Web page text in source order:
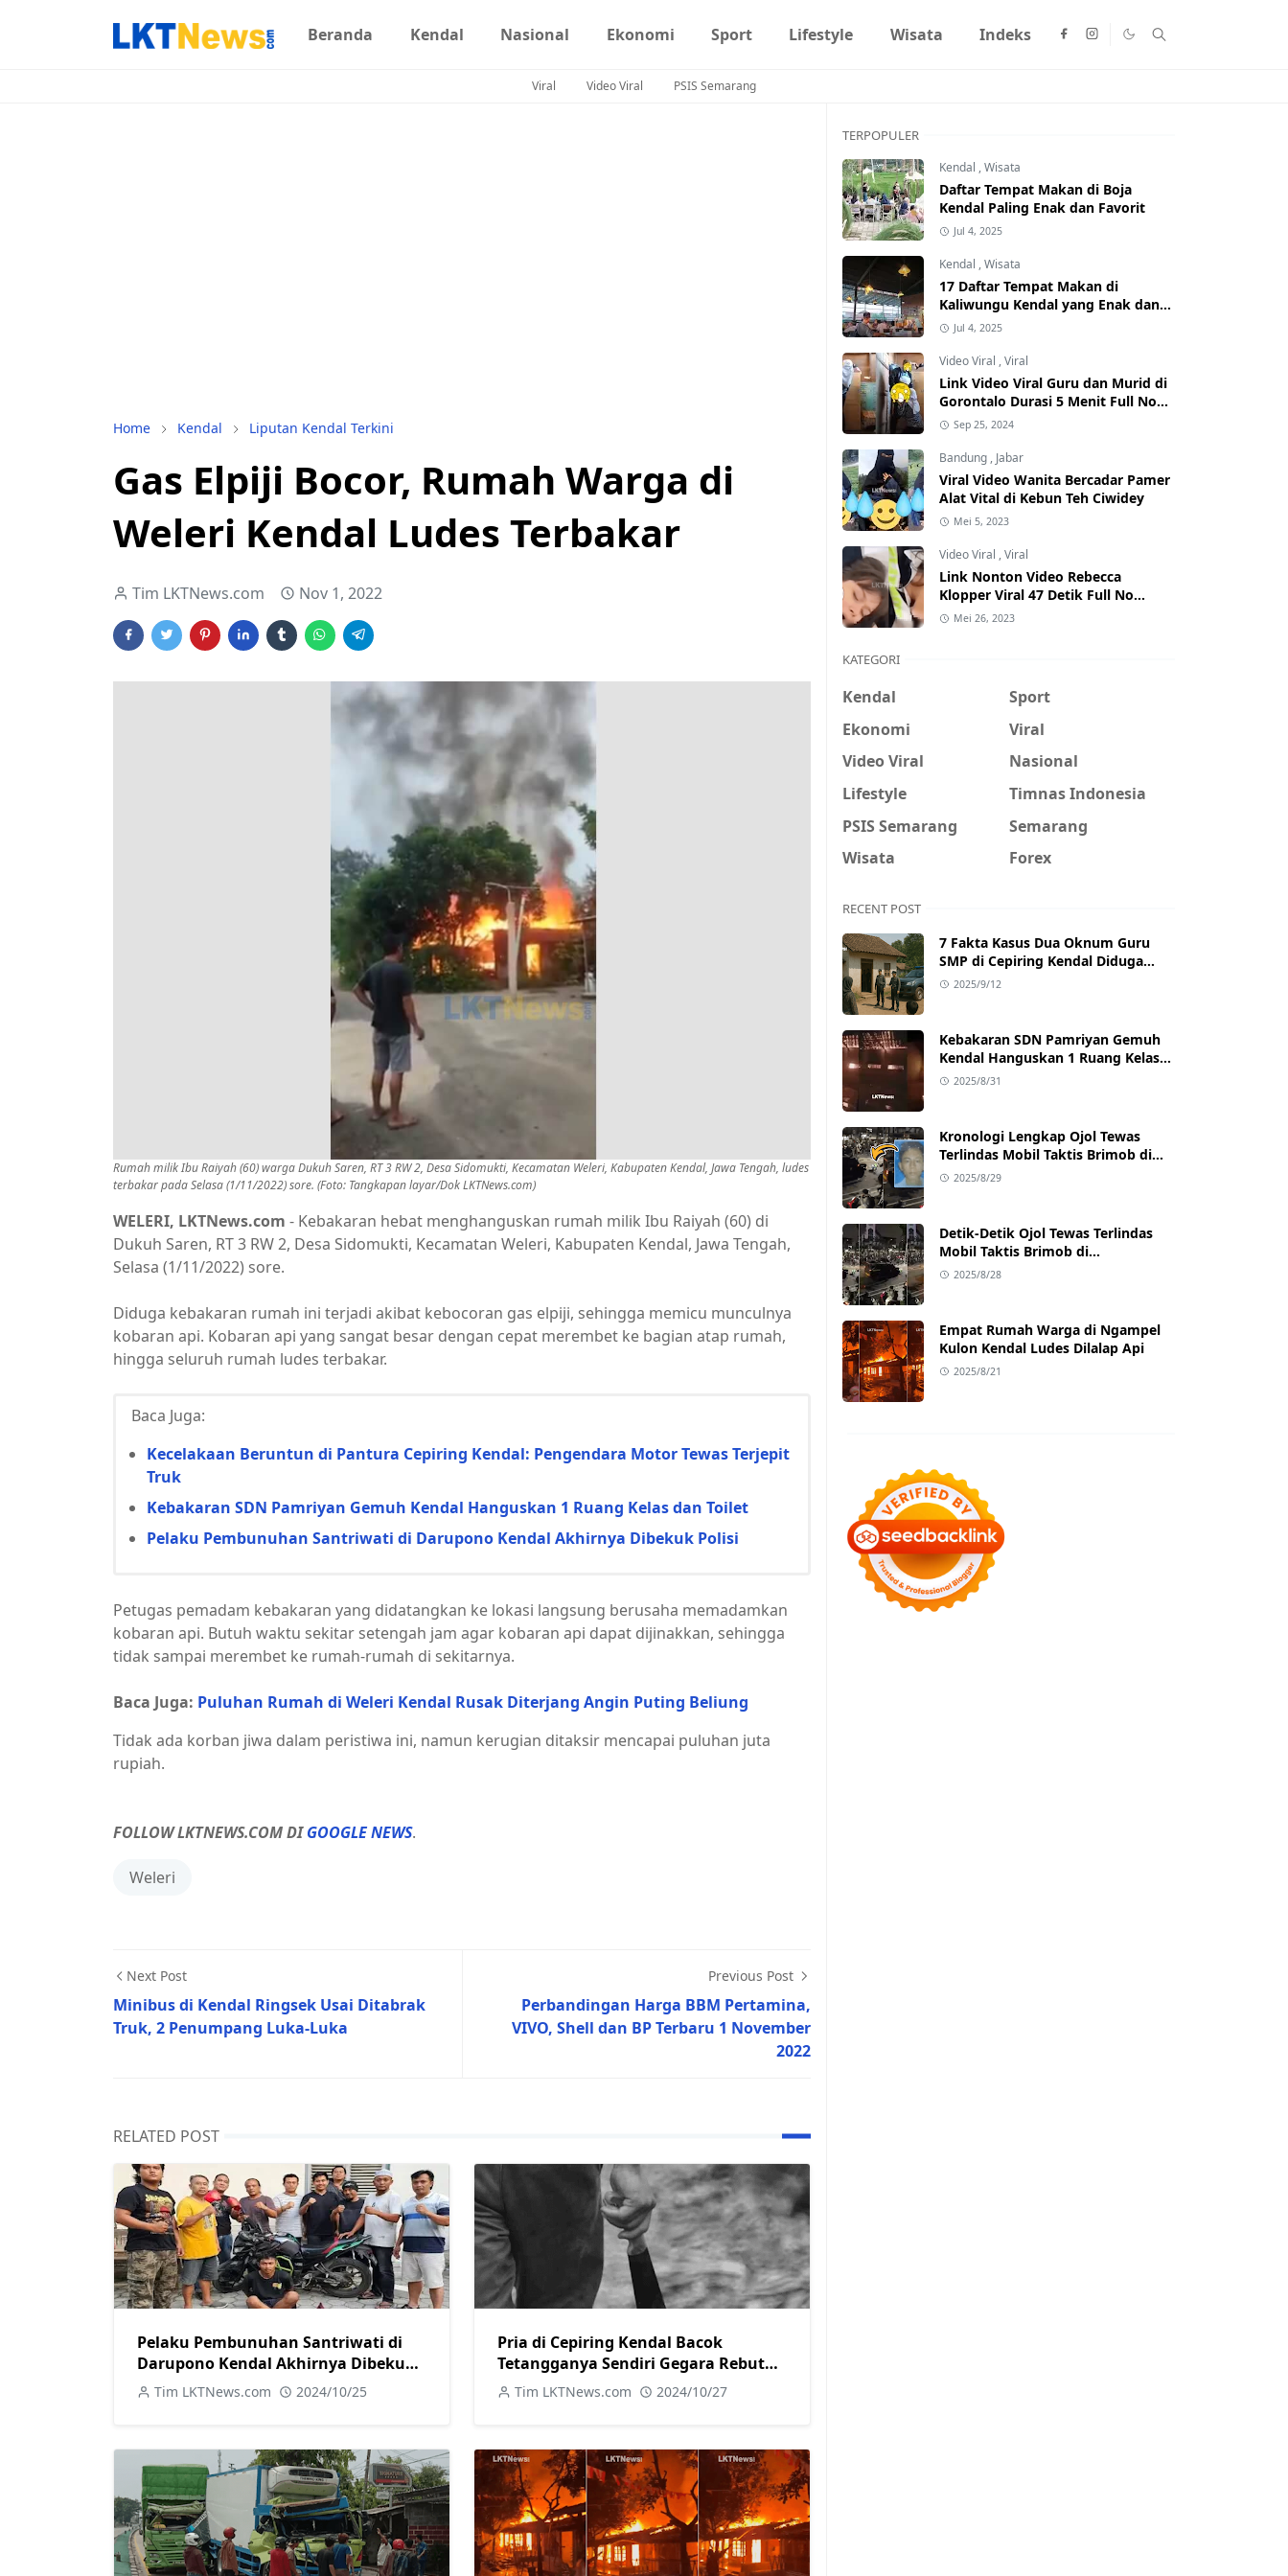
Beranda Kendal Nasional Ekonomi Sport Lifestyle Wisata Indeks
Viral Video Viral PSIS Semarang
Home Kendal Liputan Kendal Terkini
Gas Elpiji Bocor, Rumah Warga di
Weleri Kendal Ludes Terbakar
Tim LKTNews.com Nov 1, 2022
Rumah milik Ibu Raiyah (60) warga Dukuh Saren, RT 3 RW 2, Desa Sidomukti, Kecamatan Weleri, Kabupaten Kendal, Jawa Tengah, ludes
terbakar pada Selasa (1/11/2022) sore. (Foto: Tangkapan layar/Dok LKTNews.com)
WELERI, LKTNews.com - Kebakaran hebat menghanguskan rumah milik Ibu Raiyah (60) di
Dukuh Saren, RT 3 RW 2, Desa Sidomukti, Kecamatan Weleri, Kabupaten Kendal, Jawa Tengah,
Selasa (1/11/2022) sore.
Diduga kebakaran rumah ini terjadi akibat kebocoran gas elpiji, sehingga memicu munculnya
kobaran api. Kobaran api yang sangat besar dengan cepat merembet ke bagian atap rumah,
hingga seluruh rumah ludes terbakar.
Baca Juga:
Kecelakaan Beruntun di Pantura Cepiring Kendal: Pengendara Motor Tewas Terjepit
Truk
Kebakaran SDN Pamriyan Gemuh Kendal Hanguskan 1 Ruang Kelas dan Toilet
Pelaku Pembunuhan Santriwati di Darupono Kendal Akhirnya Dibekuk Polisi
Petugas pemadam kebakaran yang didatangkan ke lokasi langsung berusaha memadamkan
kobaran api. Butuh waktu sekitar setengah jam agar kobaran api dapat dijinakkan, sehingga
tidak sampai merembet ke rumah-rumah di sekitarnya.
Baca Juga: Puluhan Rumah di Weleri Kendal Rusak Diterjang Angin Puting Beliung
Tidak ada korban jiwa dalam peristiwa ini, namun kerugian ditaksir mencapai puluhan juta
rupiah.
FOLLOW LKTNEWS.COM DIGOOGLE NEWS.
Weleri
Next Post
Minibus di Kendal Ringsek Usai Ditabrak
Truk, 2 Penumpang Luka-Luka
Previous Post
Perbandingan Harga BBM Pertamina,
VIVO, Shell dan BP Terbaru 1 November
2022
RELATED POST
Pelaku Pembunuhan Santriwati di
Darupono Kendal Akhirnya Dibekuk
Polisi
Tim LKTNews.com 2024/10/25
Pria di Cepiring Kendal Bacok
Tetangganya Sendiri Gegara Rebutan
Kepemilikan Ayam
Tim LKTNews.com 2024/10/27
TERPOPULER
Kendal ,Wisata
Daftar Tempat Makan di Boja
Kendal Paling Enak dan Favorit
Jul 4, 2025
Kendal ,Wisata
17 Daftar Tempat Makan di
Kaliwungu Kendal yang Enak dan
Populer
Jul 4, 2025
Video Viral ,Viral
Link Video Viral Guru dan Murid di
Gorontalo Durasi 5 Menit Full No
Sensor Bertebaran di Internet,
Hati-Hati Phising!
Sep 25, 2024
Bandung , Jabar
Viral Video Wanita Bercadar Pamer
Alat Vital di Kebun Teh Ciwidey
Mei 5, 2023
Video Viral ,Viral
Link Nonton Video Rebecca
Klopper Viral 47 Detik Full No
Sensor Bertebaran di Internet,
Mei 26, 2023
KATEGORI
Kendal
Sport
Ekonomi
Viral
Video Viral
Nasional
Lifestyle
Timnas Indonesia
PSIS Semarang
Semarang
Wisata
Forex
RECENT POST
7 Fakta Kasus Dua Oknum Guru
SMP di Cepiring Kendal Diduga
Berselingkuh: Kronologi,
2025/9/12
Kebakaran SDN Pamriyan Gemuh
Kendal Hanguskan 1 Ruang Kelas
dan Toilet
2025/8/31
Kronologi Lengkap Ojol Tewas
Terlindas Mobil Taktis Brimob di
Pejompongan, Ternyata Sedang
2025/8/29
Detik-Detik Ojol Tewas Terlindas
Mobil Taktis Brimob di
Pejompongan, Viral di Medsos
2025/8/28
Empat Rumah Warga di Ngampel
Kulon Kendal Ludes Dilalap Api
2025/8/21